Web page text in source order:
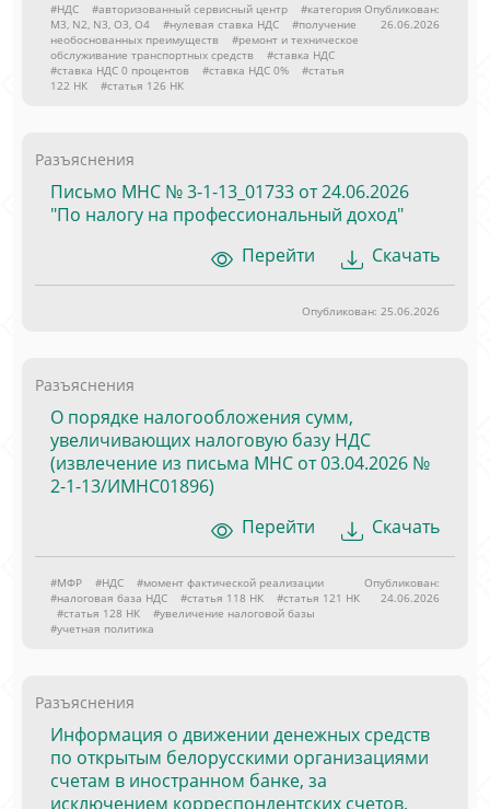
#НДС #авторизованный сервисный центр
#категория
M3, N2, N3, O3, O4
#нулевая ставка НДС
#получение
необоснованных преимуществ
#ремонт и техническое
обслуживание транспортных средств
#ставка НДС
#ставка НДС 0 процентов
#ставка НДС 0%
#статья
122 НК
#статья 126 НК
Опубликован:
26.06.2026
Разъяснения
Письмо МНС № 3-1-13_01733 от 24.06.2026
"По налогу на профессиональный доход"
Перейти
Скачать
Опубликован: 25.06.2026
Разъяснения
О порядке налогообложения сумм,
увеличивающих налоговую базу НДС
(извлечение из письма МНС от 03.04.2026 №
2-1-13/ИМНС01896)
Перейти
Скачать
#МФР #НДС
#момент фактической реализации
#налоговая база НДС
#статья 118 НК
#статья 121 НК
#статья 128 НК
#увеличение налоговой базы
#учетная политика
Опубликован:
24.06.2026
Разъяснения
Информация о движении денежных средств
по открытым белорусскими организациями
счетам в иностранном банке, за
исключением корреспондентских счетов,